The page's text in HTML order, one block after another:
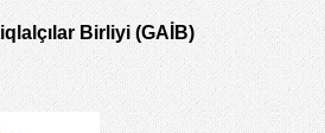
Birliyi (GAİB)